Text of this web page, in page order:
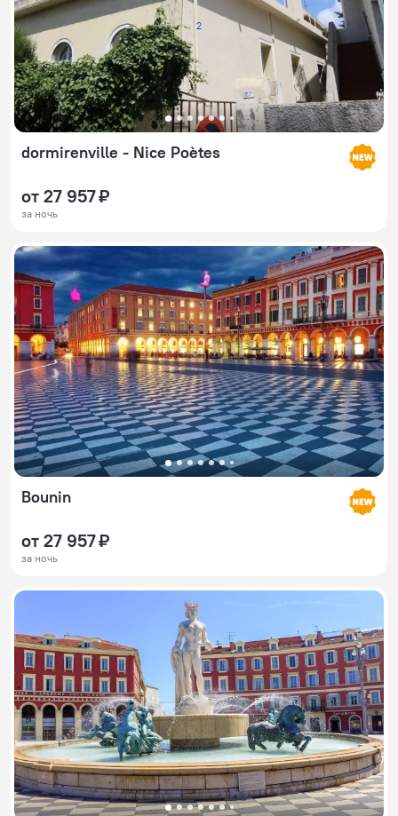
dormirenville - Nice Poètes
от 27 957 ₽
за ночь
Bounin
от 27 957 ₽
за ночь
2